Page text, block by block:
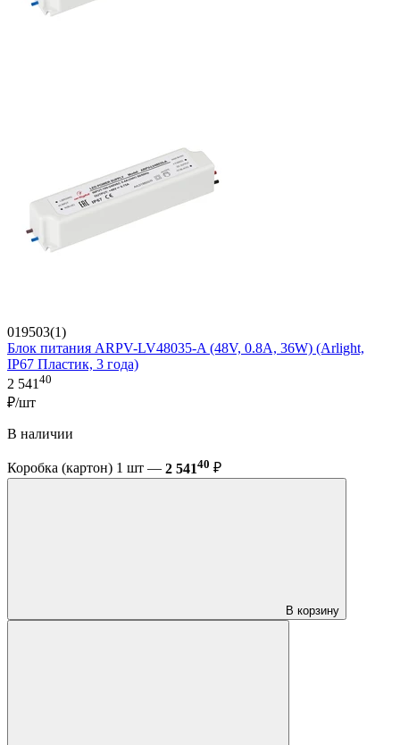
019503(1)
Блок питания ARPV-LV48035-A (48V, 0.8A, 36W) (Arlight,
IP67 Пластик, 3 года)
2 54140
₽/шт
В наличии
Коробка (картон) 1 шт — 2 54140 ₽
В корзину